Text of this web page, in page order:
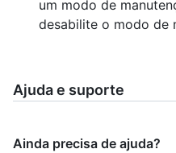
um modo de
desabilite o modo de
Ajuda e suporte
Ainda precisa de ajuda?